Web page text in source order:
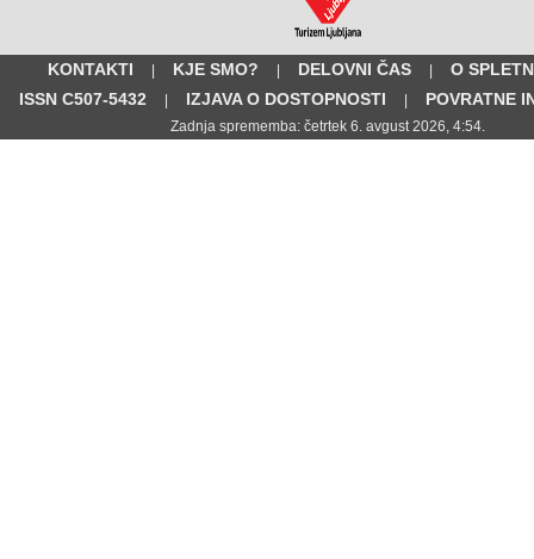
KONTAKTI | KJE SMO? | DELOVNI ČAS |
O
ISSN C507-5432
| IZJAVA O DOSTOPNOSTI | POVRATNE
Zadnja sprememba: četrtek 6. avgust 2026, 4:54.